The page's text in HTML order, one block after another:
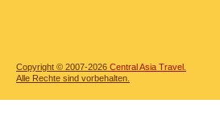
Copyright © 2007-2026 Central Asia Travel.
Alle Rechte sind vorbehalten.